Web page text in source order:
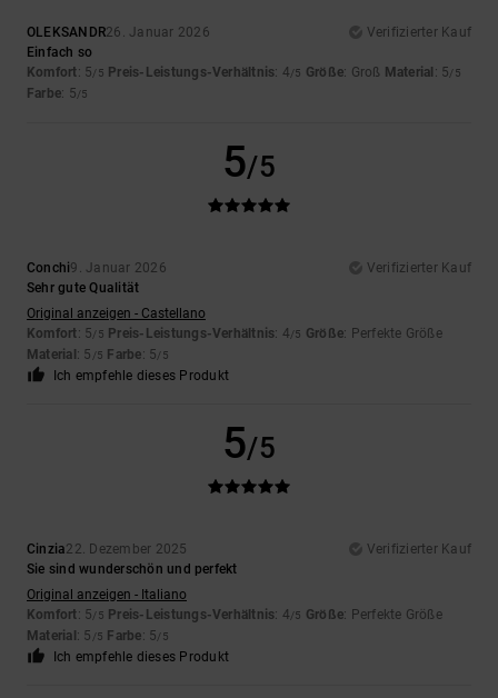
OLEKSANDR26. Januar 2026
Verifizierter Kauf
Einfach so
Komfort: 5/5 Preis-Leistungs-Verhältnis: 4/5 Größe: Groß Material : 5/5
Farbe: 5/5
5/5
Conchi9. Januar 2026
Verifizierter Kauf
Sehr gute Qualität
Original anzeigen - Castellano
Komfort: 5/5 Preis-Leistungs-Verhältnis: 4/5 Größe: Perfekte Größe
Material : 5 /5 Farbe: 5/5
Ich empfehle dieses Produkt
5/5
Cinzia22. Dezember 2025
Verifizierter Kauf
Sie sind wunderschön und perfekt
Original anzeigen - Italiano
Komfort: 5/5 Preis-Leistungs-Verhältnis: 4/5 Größe: Perfekte Größe
Material : 5 /5 Farbe: 5/5
Ich empfehle dieses Produkt